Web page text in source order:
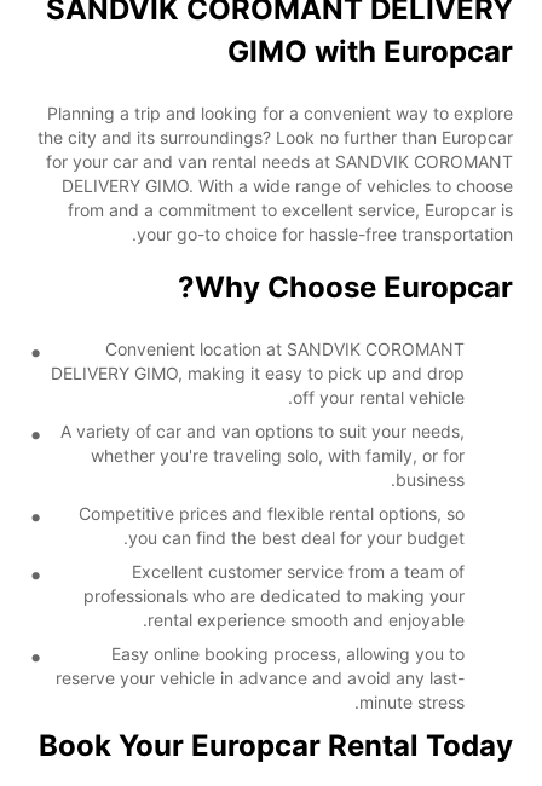
SANDVIK COROMANT DELIVERY
GIMO with Europcar
Planning a trip and looking for a convenient way to explore
the city and its surroundings? Look no further than Europcar
for your car and van rental needs at SANDVIK COROMANT
DELIVERY GIMO. With a wide range of vehicles to choose
from and a commitment to excellent service, Europcar is
your go-to choice for hassle-free transportation.
Why Choose Europcar?
Convenient location at SANDVIK COROMANT
DELIVERY GIMO, making it easy to pick up and drop
off your rental vehicle.
A variety of car and van options to suit your needs,
whether you're traveling solo, with family, or for
business.
Competitive prices and flexible rental options, so
you can find the best deal for your budget.
Excellent customer service from a team of
professionals who are dedicated to making your
rental experience smooth and enjoyable.
Easy online booking process, allowing you to
reserve your vehicle in advance and avoid any last-
minute stress.
Book Your Europcar Rental Today